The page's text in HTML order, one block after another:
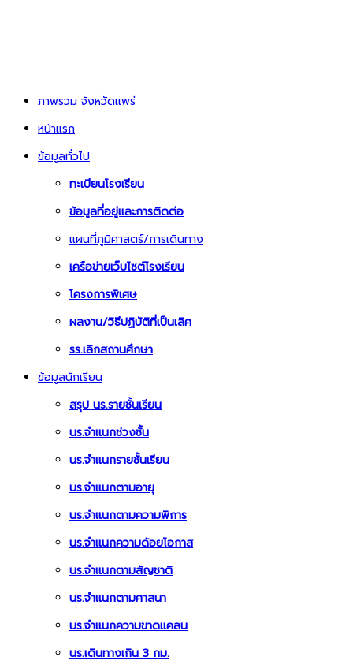
ภาพรวม จังหวัดแพร่
หน้าแรก
ข้อมูลทั่วไป
ทะเบียนโรงเรียน
ข้อมูลที่อยู่และการติดต่อ
แผนที่ภูมิศาสตร์/การเดินทาง
เครือข่ายเว็บไซต์โรงเรียน
โครงการพิเศษ
ผลงาน/วิธีปฏิบัติที่เป็นเลิศ
รร.เลิกสถานศึกษา
ข้อมูลนักเรียน
สรุป นร.รายชั้นเรียน
นร.จำแนกช่วงชั้น
นร.จำแนกรายชั้นเรียน
นร.จำแนกตามอายุ
นร.จำแนกตามความพิการ
นร.จำแนกความด้อยโอกาส
นร.จำแนกตามสัญชาติ
นร.จำแนกตามศาสนา
นร.จำแนกความขาดแคลน
นร.เดินทางเกิน 3 กม.